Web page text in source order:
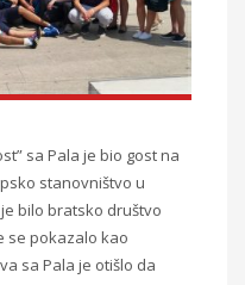
sa Pala je bio gost na
stanovništvo u
bilo bratsko društvo
se pokazalo kao
sa Pala je otišlo da